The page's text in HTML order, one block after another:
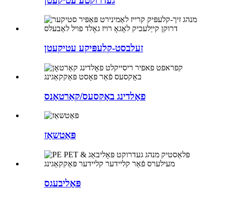
זעלבסט-קלעפּיקע עטיקעטן
פאָלדינג באָקסעס/קאַרטאָנס
פּאַטשאַז
פּאָליבעגס